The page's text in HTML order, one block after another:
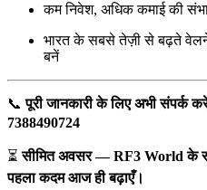
कम निवेश, अधिक कमाई की
भारत के सबसे तेज़ी से बढ़ते
बनें
📞पूरी जानकारी के लिए अभी संपर्क
7388490724
⏳सीमित अवसर — RF3 World के
पहला कदम आज ही बढ़ाएँ।